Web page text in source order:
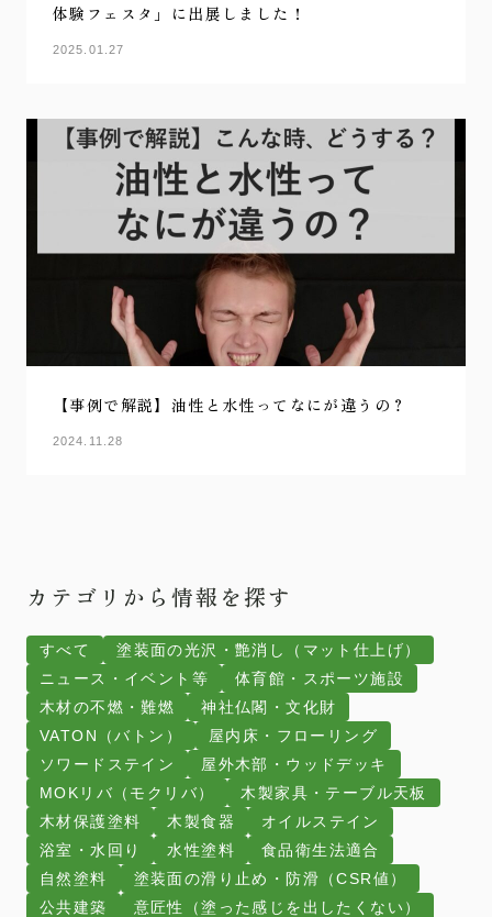
体験フェスタ」に出展しました！
2025.01.27
【事例で解説】油性と水性ってなにが違うの？
2024.11.28
カテゴリから情報を探す
すべて
塗装面の光沢・艶消し（マット仕上げ）
ニュース・イベント等
体育館・スポーツ施設
木材の不燃・難燃
神社仏閣・文化財
VATON（バトン）
屋内床・フローリング
ソワードステイン
屋外木部・ウッドデッキ
MOKリバ（モクリバ）
木製家具・テーブル天板
木材保護塗料
木製食器
オイルステイン
浴室・水回り
水性塗料
食品衛生法適合
自然塗料
塗装面の滑り止め・防滑（CSR値）
公共建築
意匠性（塗った感じを出したくない）